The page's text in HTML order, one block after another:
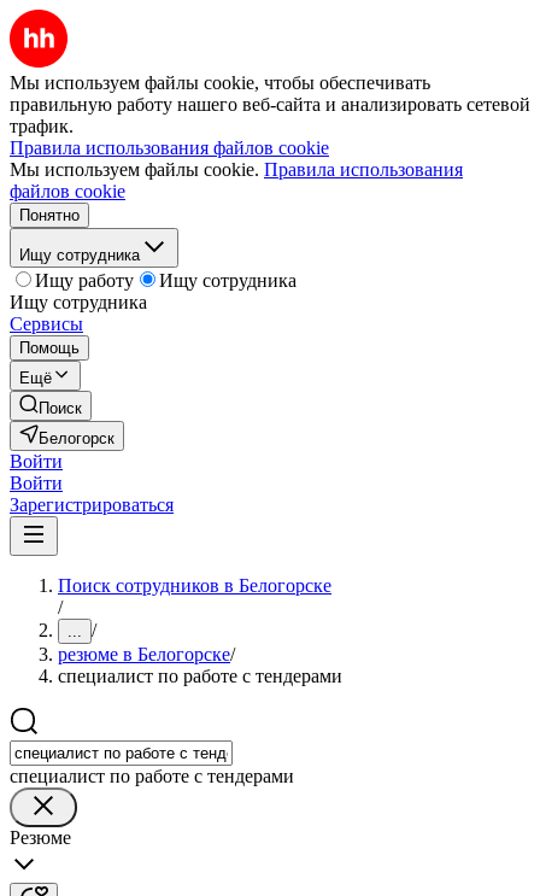
Мы используем файлы cookie, чтобы обеспечивать
правильную работу нашего веб-сайта и анализировать сетевой
трафик.
Правила использования файлов cookie
Мы используем файлы cookie. Правила использования
файлов cookie
Понятно
Ищу сотрудника
Ищу работу
Ищу сотрудника
Ищу сотрудника
Сервисы
Помощь
Ещё
Поиск
Белогорск
Войти
Войти
Зарегистрироваться
Поиск сотрудников в Белогорске
/
... /
резюме в Белогорске/
специалист по работе с тендерами
специалист по работе с тендерами
Резюме